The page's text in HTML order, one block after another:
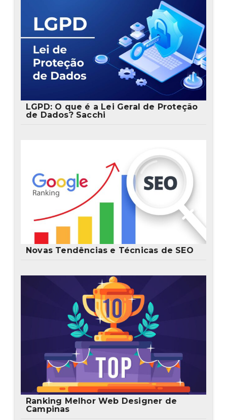
LGPD: O que é a Lei Geral de Proteção
de Dados? Sacchi
Novas Tendências e Técnicas de SEO
Ranking Melhor Web Designer de
Campinas